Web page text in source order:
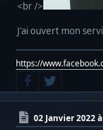
<br />
J'ai ouvert mon
https://
02 Janvier 2022